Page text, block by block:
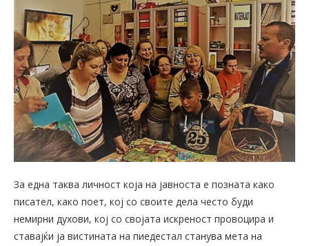
За една таква личност која на јавноста е позната како
писател, како поет, кој со своите дела често буди
немирни духови, кој со својата искреност провоцира и
ставајќи ја вистината на пиедестал станува мета на